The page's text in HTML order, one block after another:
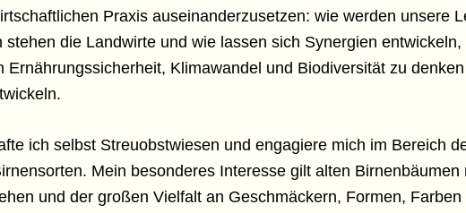
Praxis auseinanderzusetzen: wie werden unsere
die Landwirte und wie lassen sich Synergien
Ernährungssicherheit, Klimawandel und Biodiversität zu
ich selbst Streuobstwiesen und engagiere mich im Bereich
Mein besonderes Interesse gilt alten Birnenbäumen
und der großen Vielfalt an Geschmäckern, Formen, Farben